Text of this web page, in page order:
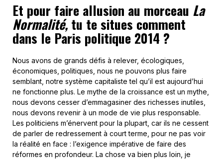
Et pour faire allusion au morceau La
Normalité, tu te situes comment
dans le Paris politique 2014 ?
Nous avons de grands défis à relever, écologiques,
économiques, politiques, nous ne pouvons plus faire
semblant, notre système capitaliste tel qu’il est aujourd’hui
ne fonctionne plus. Le mythe de la croissance est un mythe,
nous devons cesser d’emmagasiner des richesses inutiles,
nous devons revenir à un mode de vie plus responsable.
Les politiciens m’énervent pour la plupart, car ils ne cessent
de parler de redressement à court terme, pour ne pas voir
la réalité en face : l’exigence impérative de faire des
réformes en profondeur. La chose va bien plus loin, je